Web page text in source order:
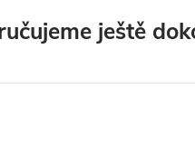
ještě